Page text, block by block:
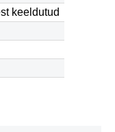
keeldutud